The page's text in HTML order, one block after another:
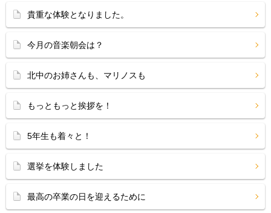
貴重な体験となりました。
今月の音楽朝会は？
北中のお姉さんも、マリノスも
もっともっと挨拶を！
5年生も着々と！
選挙を体験しました
最高の卒業の日を迎えるために